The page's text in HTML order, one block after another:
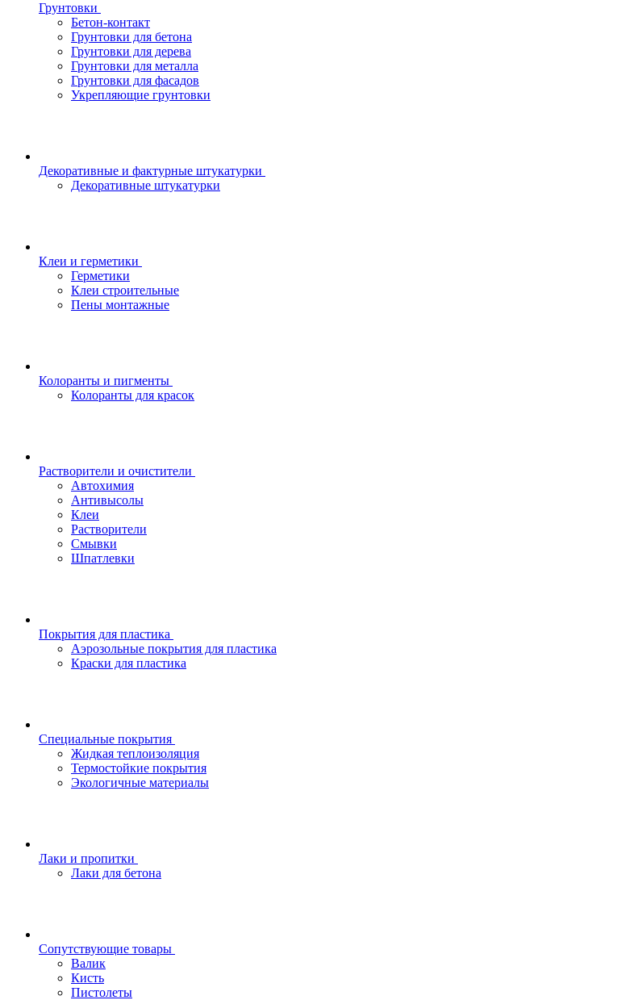
Грунтовки
Бетон-контакт
Грунтовки для бетона
Грунтовки для дерева
Грунтовки для металла
Грунтовки для фасадов
Укрепляющие грунтовки
Декоративные и фактурные штукатурки
Декоративные штукатурки
Клеи и герметики
Герметики
Клеи строительные
Пены монтажные
Колоранты и пигменты
Колоранты для красок
Растворители и очистители
Автохимия
Антивысолы
Клеи
Растворители
Смывки
Шпатлевки
Покрытия для пластика
Аэрозольные покрытия для пластика
Краски для пластика
Специальные покрытия
Жидкая теплоизоляция
Термостойкие покрытия
Экологичные материалы
Лаки и пропитки
Лаки для бетона
Сопутствующие товары
Валик
Кисть
Пистолеты